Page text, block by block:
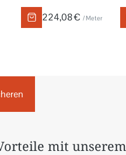
224,08 € / Meter
mit unserem